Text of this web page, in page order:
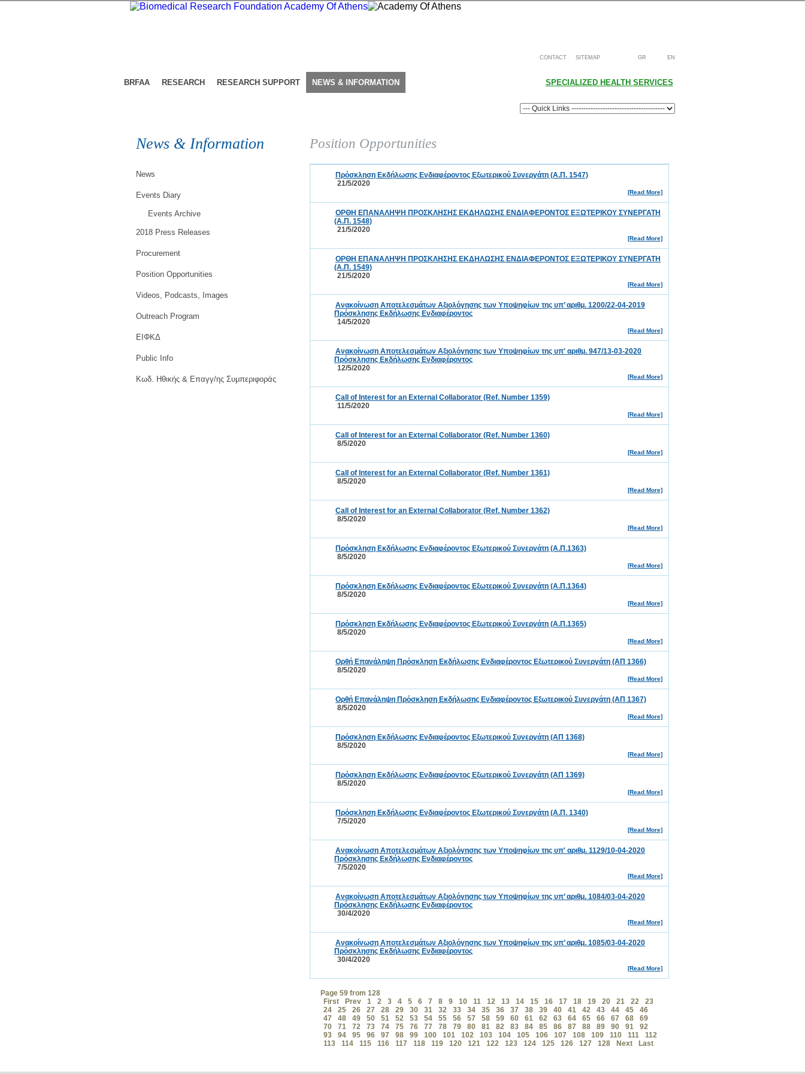
CONTACT SITEMAP GR EN
BRFAA RESEARCH RESEARCH SUPPORT NEWS & INFORMATION SPECIALIZED HEALTH SERVICES
News & Information
News
Events Diary
Events Archive
2018 Press Releases
Procurement
Position Opportunities
Videos, Podcasts, Images
Outreach Program
ΕΙΦΚΔ
Public Info
Κωδ. Ηθικής & Επαγγ/ης Συμπεριφοράς
Position Opportunities
Πρόσκληση Εκδήλωσης Ενδιαφέροντος Εξωτερικού Συνεργάτη (Α.Π. 1547)
21/5/2020
[Read More]
ΟΡΘΗ ΕΠΑΝΑΛΗΨΗ ΠΡΟΣΚΛΗΣΗΣ ΕΚΔΗΛΩΣΗΣ ΕΝΔΙΑΦΕΡΟΝΤΟΣ ΕΞΩΤΕΡΙΚΟΥ ΣΥΝΕΡΓΑΤΗ
(Α.Π. 1548)
21/5/2020
[Read More]
ΟΡΘΗ ΕΠΑΝΑΛΗΨΗ ΠΡΟΣΚΛΗΣΗΣ ΕΚΔΗΛΩΣΗΣ ΕΝΔΙΑΦΕΡΟΝΤΟΣ ΕΞΩΤΕΡΙΚΟΥ ΣΥΝΕΡΓΑΤΗ
(Α.Π. 1549)
21/5/2020
[Read More]
Ανακοίνωση Αποτελεσμάτων Αξιολόγησης των Υποψηφίων της υπ’ αριθμ. 1200/22-04-2019
Πρόσκλησης Εκδήλωσης Ενδιαφέροντος
14/5/2020
[Read More]
Ανακοίνωση Αποτελεσμάτων Αξιολόγησης των Υποψηφίων της υπ' αριθμ. 947/13-03-2020
Πρόσκλησης Εκδήλωσης Ενδιαφέροντος
12/5/2020
[Read More]
Call of Interest for an External Collaborator (Ref. Number 1359)
11/5/2020
[Read More]
Call of Interest for an External Collaborator (Ref. Number 1360)
8/5/2020
[Read More]
Call of Interest for an External Collaborator (Ref. Number 1361)
8/5/2020
[Read More]
Call of Interest for an External Collaborator (Ref. Number 1362)
8/5/2020
[Read More]
Πρόσκληση Εκδήλωσης Ενδιαφέροντος Εξωτερικού Συνεργάτη (Α.Π.1363)
8/5/2020
[Read More]
Πρόσκληση Εκδήλωσης Ενδιαφέροντος Εξωτερικού Συνεργάτη (Α.Π.1364)
8/5/2020
[Read More]
Πρόσκληση Εκδήλωσης Ενδιαφέροντος Εξωτερικού Συνεργάτη (Α.Π.1365)
8/5/2020
[Read More]
Ορθή Επανάληψη Πρόσκληση Εκδήλωσης Ενδιαφέροντος Εξωτερικού Συνεργάτη (AΠ 1366)
8/5/2020
[Read More]
Ορθή Επανάληψη Πρόσκληση Εκδήλωσης Ενδιαφέροντος Εξωτερικού Συνεργάτη (AΠ 1367)
8/5/2020
[Read More]
Πρόσκληση Εκδήλωσης Ενδιαφέροντος Εξωτερικού Συνεργάτη (AΠ 1368)
8/5/2020
[Read More]
Πρόσκληση Εκδήλωσης Ενδιαφέροντος Εξωτερικού Συνεργάτη (AΠ 1369)
8/5/2020
[Read More]
Πρόσκληση Εκδήλωσης Ενδιαφέροντος Εξωτερικού Συνεργάτη (Α.Π. 1340)
7/5/2020
[Read More]
Ανακοίνωση Αποτελεσμάτων Αξιολόγησης των Υποψηφίων της υπ' αριθμ. 1129/10-04-2020
Πρόσκλησης Εκδήλωσης Ενδιαφέροντος
7/5/2020
[Read More]
Ανακοίνωση Αποτελεσμάτων Αξιολόγησης των Υποψηφίων της υπ’ αριθμ. 1084/03-04-2020
Πρόσκλησης Εκδήλωσης Ενδιαφέροντος
30/4/2020
[Read More]
Ανακοίνωση Αποτελεσμάτων Αξιολόγησης των Υποψηφίων της υπ’ αριθμ. 1085/03-04-2020
Πρόσκλησης Εκδήλωσης Ενδιαφέροντος
30/4/2020
[Read More]
Page 59 from 128
First
Prev 1 2 3 4 5 6 7 8 9 10 11 12 13 14 15 16 17 18 19 20 21 22
23
24
25 26 27 28 29 30 31 32 33 34 35 36 37 38 39 40 41 42 43 44 45
46
47
48 49 50 51 52 53 54 55 56 57 58 59 60 61 62 63 64 65 66 67 68
69
70
71 72 73 74 75 76 77 78 79 80 81 82 83 84 85 86 87 88 89 90 91
92
93
94 95 96 97 98 99 100 101 102 103 104 105 106 107 108 109 110 111
112
113
114 115 116 117 118 119 120 121 122 123 124 125 126 127 128 Next Last